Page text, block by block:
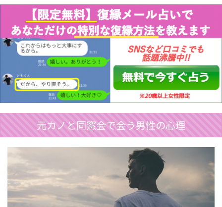
元カノと同窓会で会う男性の心理